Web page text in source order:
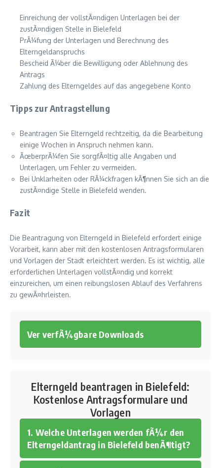
Einreichung der vollstÃ¤ndigen Unterlagen bei der
zustÃ¤ndigen Stelle in Bielefeld
PrÃ¼fung der Unterlagen und Berechnung des
Elterngeldanspruchs
Bescheid Ã¼ber die Bewilligung oder Ablehnung des
Antrags
Zahlung des Elterngeldes auf das angegebene Konto
Tipps zur Antragstellung
Beantragen Sie Elterngeld rechtzeitig, da die Bearbeitung
einige Wochen in Anspruch nehmen kann.
ÃœberprÃ¼fen Sie sorgfÃ¤ltig alle Angaben und
Unterlagen, um Fehler zu vermeiden.
Bei Unklarheiten oder RÃ¼ckfragen kÃ¶nnen Sie sich an die
zustÃ¤ndige Stelle in Bielefeld wenden.
Fazit
Die Beantragung von Elterngeld in Bielefeld erfordert einige
Vorarbeit, kann aber mit den kostenlosen Antragsformularen
und Vorlagen der Stadt erleichtert werden. Es ist wichtig, alle
erforderlichen Unterlagen vollstÃ¤ndig und korrekt
einzureichen, um einen reibungslosen Ablauf des Verfahrens
zu gewÃ¤hrleisten.
Ver verfÃ¼gbare Downloads
Elterngeld beantragen in Bielefeld:
Kostenlose Antragsformulare und
Vorlagen
1. Welche Unterlagen werden fÃ¼r den
Elterngeldantrag in Bielefeld benÃ¶tigt?